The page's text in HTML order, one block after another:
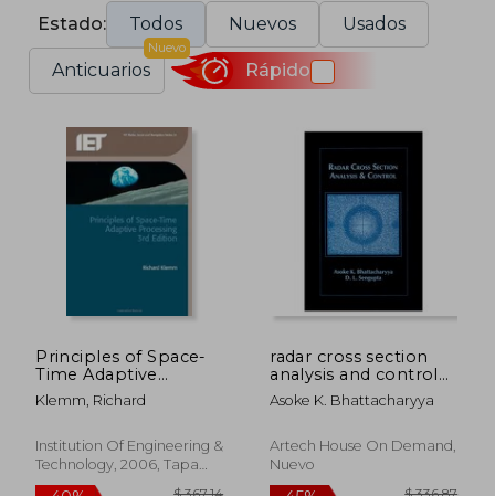
Estado: Todos Nuevos Usados
Anticuarios
Nuevo
Rápido
Principles of Space-
Time Adaptive
Processing
(Electromagnetics
Klemm, Richard
Institution Of Engineering &
Technology, 2006, Tapa
Dura, Nuevo
radar cross section
analysis and control
(en Inglés)
Asoke K. Bhattacharyya
Artech House On Demand,
Nuevo